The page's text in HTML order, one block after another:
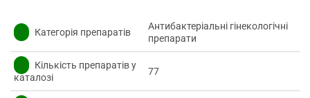
✅ Категорія препаратів
Антибактеріальні гінекологічні
препарати
✅
Кількість препаратів у
каталозі
77